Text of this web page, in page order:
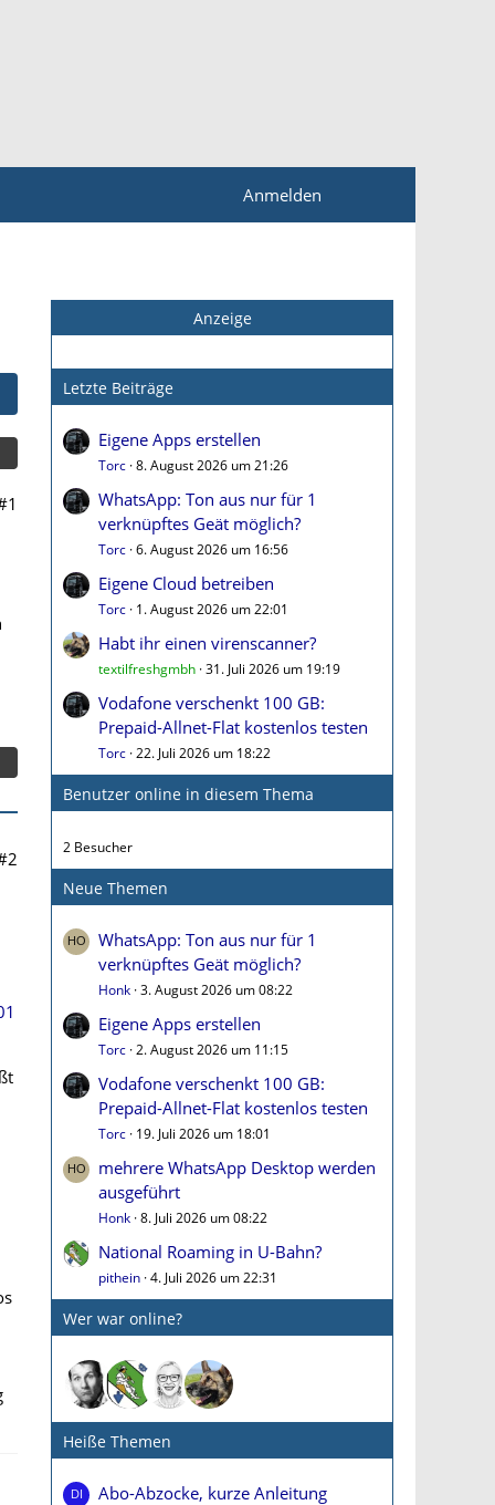
Anmelden
Anzeige
Letzte Beiträge
Eigene Apps erstellen
Torc 8. August 2026 um 21:26
WhatsApp: Ton aus nur für 1
verknüpftes Geät möglich?
Torc 6. August 2026 um 16:56
Eigene Cloud betreiben
Torc 1. August 2026 um 22:01
Habt ihr einen virenscanner?
textilfreshgmbh 31. Juli 2026 um 19:19
Vodafone verschenkt 100 GB:
Prepaid-Allnet-Flat kostenlos testen
Torc 22. Juli 2026 um 18:22
Benutzer online in diesem Thema
2 Besucher
Neue Themen
WhatsApp: Ton aus nur für 1
verknüpftes Geät möglich?
Honk 3. August 2026 um 08:22
Eigene Apps erstellen
Torc 2. August 2026 um 11:15
Vodafone verschenkt 100 GB:
Prepaid-Allnet-Flat kostenlos testen
Torc 19. Juli 2026 um 18:01
mehrere WhatsApp Desktop werden
ausgeführt
Honk 8. Juli 2026 um 08:22
National Roaming in U-Bahn?
pithein 4. Juli 2026 um 22:31
Wer war online?
Heiße Themen
Abo-Abzocke, kurze Anleitung